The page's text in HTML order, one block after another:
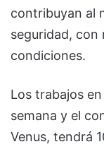
contribuyan al
seguridad, con
condiciones.
Los trabajos
semana y el
Venus, tendrá